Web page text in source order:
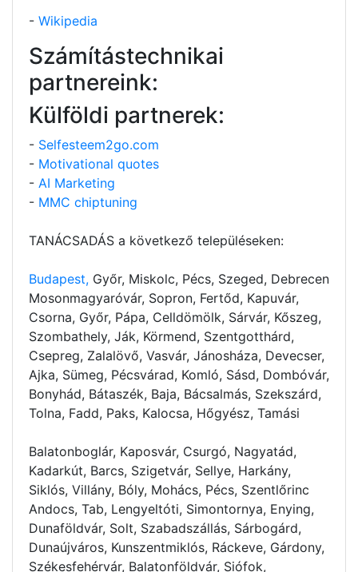
- Wikipedia
Számítástechnikai
partnereink:
Külföldi partnerek:
- Selfesteem2go.com
- Motivational quotes
- AI Marketing
- MMC chiptuning
TANÁCSADÁS a következő településeken:
Budapest, Győr, Miskolc, Pécs, Szeged, Debrecen
Mosonmagyaróvár, Sopron, Fertőd, Kapuvár,
Csorna, Győr, Pápa, Celldömölk, Sárvár, Kőszeg,
Szombathely, Ják, Körmend, Szentgotthárd,
Csepreg, Zalalövő, Vasvár, Jánosháza, Devecser,
Ajka, Sümeg, Pécsvárad, Komló, Sásd, Dombóvár,
Bonyhád, Bátaszék, Baja, Bácsalmás, Szekszárd,
Tolna, Fadd, Paks, Kalocsa, Hőgyész, Tamási
Balatonboglár, Kaposvár, Csurgó, Nagyatád,
Kadarkút, Barcs, Szigetvár, Sellye, Harkány,
Siklós, Villány, Bóly, Mohács, Pécs, Szentlőrinc
Andocs, Tab, Lengyeltóti, Simontornya, Enying,
Dunaföldvár, Solt, Szabadszállás, Sárbogárd,
Dunaújváros, Kunszentmiklós, Ráckeve, Gárdony,
Székesfehérvár, Balatonföldvár, Siófok,